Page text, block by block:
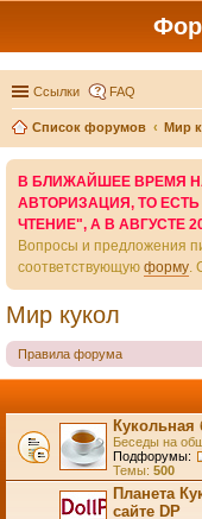
Ссылки FAQ
Список форумов
Мир
В БЛИЖАЙШЕЕ ВРЕМЯ
АВТОРИЗАЦИЯ, ТО
ЧТЕНИЕ", А В АВГУСТЕ
Вопросы и предложения
соответствующую форму.
Мир кукол
Правила форума
Кукольная
Беседы на
Подфорумы:
Темы: 500
Планета
сайте DP